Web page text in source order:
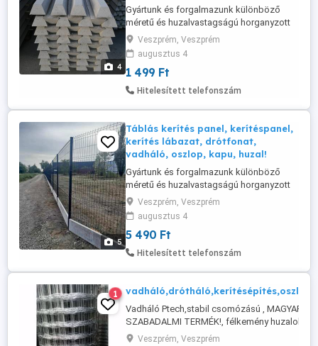
4
Gyártunk és forgalmazunk különböző
méretű és huzalvastagságú horganyzott
és műanyagos drótfonatot, vadhálót,
dróthálót, tüskés huzalt, szögesdrótot,
vezérdrótot, pengés drótot (NATO hálót),
kerítés hálót, feszítőhuzalt, kerítésdrótot,
vadkerítést, kerítés oszlopokat és
Veszprém, Veszprém
augusztus 4
1 499 Ft
Hitelesített telefonszám
5
Táblás kerítés panel, kerítéspanel,
kerítés lábazat, drótfonat,
vadháló, oszlop, kapu, huzal!
Gyártunk és forgalmazunk különböző
méretű és huzalvastagságú horganyzott
és műanyagos drótfonatot, vadhálót,
dróthálót, tüskés huzalt, szögesdrótot,
vezérdrótot, pengés drótot (NATO hálót),
kerítés hálót, feszítőhuzalt, kerítésdrótot,
vadkerítést, kerítés oszlopokat és
Veszprém, Veszprém
augusztus 4
5 490 Ft
Hitelesített telefonszám
1 vadháló,drótháló,kerítésépítés,oszlop
Vadháló Ptech,stabil csomózású , MAGYAR
SZABADALMI TERMÉK!, félkemény huzalok ,
5 -akár 6 méter oszlop távolság esetén is
Veszprém, Veszprém